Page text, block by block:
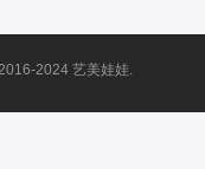
2024 艺美娃娃.